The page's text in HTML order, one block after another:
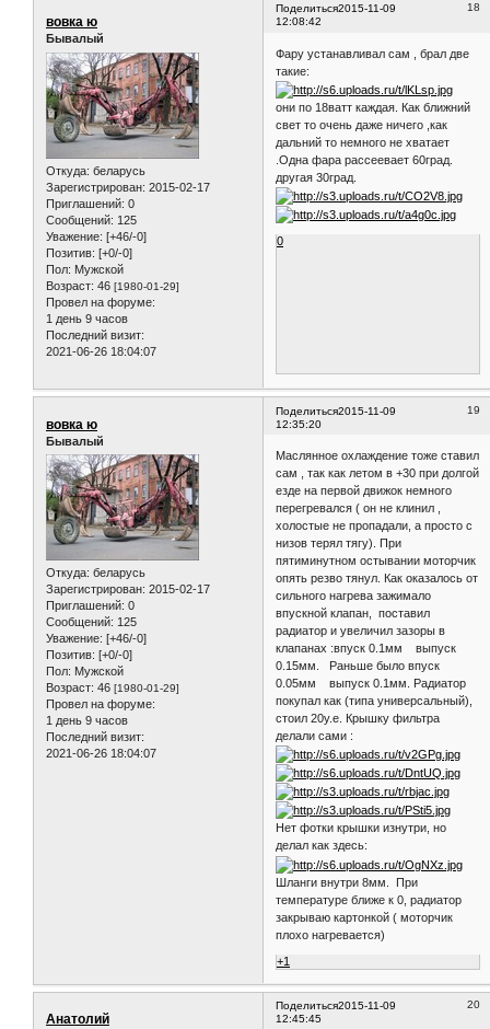
Поделиться 18
2015-11-09
12:08:42
вовка ю
Бывалый
Откуда: беларусь
Зарегистрирован: 2015-02-17
Приглашений: 0
Сообщений: 125
Уважение: [+46/-0]
Позитив: [+0/-0]
Пол: Мужской
Возраст: 46 [1980-01-29]
Провел на форуме:
1 день 9 часов
Последний визит:
2021-06-26 18:04:07
Фару устанавливал сам , брал две
такие:
они по 18ватт каждая. Как ближний
свет то очень даже ничего ,как
дальний то немного не хватает
.Одна фара рассеевает 60град.
другая 30град.
0
Поделиться 19
2015-11-09
12:35:20
вовка ю
Бывалый
Откуда: беларусь
Зарегистрирован: 2015-02-17
Приглашений: 0
Сообщений: 125
Уважение: [+46/-0]
Позитив: [+0/-0]
Пол: Мужской
Возраст: 46 [1980-01-29]
Провел на форуме:
1 день 9 часов
Последний визит:
2021-06-26 18:04:07
Маслянное охлаждение тоже ставил
сам , так как летом в +30 при долгой
езде на первой движок немного
перегревался ( он не клинил ,
холостые не пропадали, а просто с
низов терял тягу). При
пятиминутном остывании моторчик
опять резво тянул. Как оказалось от
сильного нагрева зажимало
впускной клапан, поставил
радиатор и увеличил зазоры в
клапанах :впуск 0.1мм выпуск
0.15мм. Раньше было впуск
0.05мм выпуск 0.1мм. Радиатор
покупал как (типа универсальный),
стоил 20у.е. Крышку фильтра
делали сами :
Нет фотки крышки изнутри, но
делал как здесь:
Шланги внутри 8мм. При
температуре ближе к 0, радиатор
закрываю картонкой ( моторчик
плохо нагревается)
+1
Поделиться 20
2015-11-09
12:45:45
Анатолий